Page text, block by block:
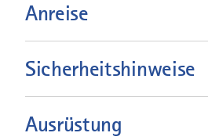
Anreise
Sicherheitshinweise
Ausrüstung